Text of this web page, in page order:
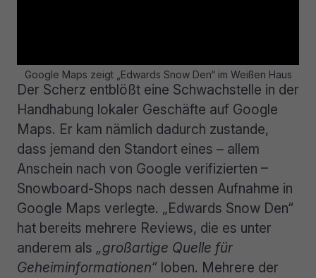
Google Maps zeigt „Edwards Snow Den“ im Weißen Haus
Der Scherz entblößt eine Schwachstelle in der
Handhabung lokaler Geschäfte auf Google
Maps. Er kam nämlich dadurch zustande,
dass jemand den Standort eines – allem
Anschein nach von Google verifizierten –
Snowboard-Shops nach dessen Aufnahme in
Google Maps verlegte. „Edwards Snow Den“
hat bereits mehrere Reviews, die es unter
anderem als „großartige Quelle für
Geheiminformationen“ loben. Mehrere der